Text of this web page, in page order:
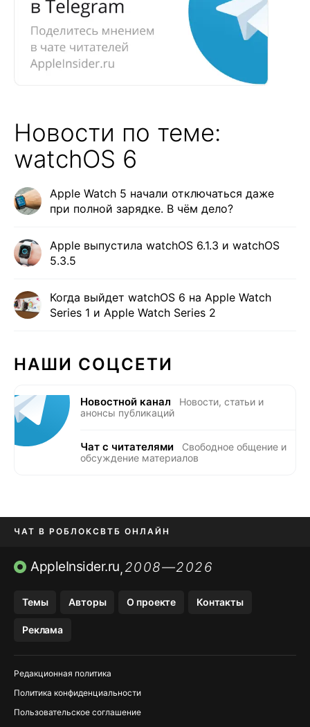
Новости по теме:
watchOS 6
Apple Watch 5 начали отключаться даже
при полной зарядке. В чём дело?
Apple выпустила watchOS 6.1.3 и watchOS
5.3.5
Когда выйдет watchOS 6 на Apple Watch
Series 1 и Apple Watch Series 2
НАШИ СОЦСЕТИ
Новостной канал
Новости, статьи и
анонсы публикаций
Чат с читателями
Свободное общение и
обсуждение материалов
ЧАТ В РОБЛОКСВТБ ОНЛАЙН
ПРИЛОЖЕНИЯ APP STORE
AppleInsider.ru,2008—2026
Темы Авторы О проекте Контакты
Реклама
Редакционная политика
Политика конфиденциальности
Пользовательское соглашение